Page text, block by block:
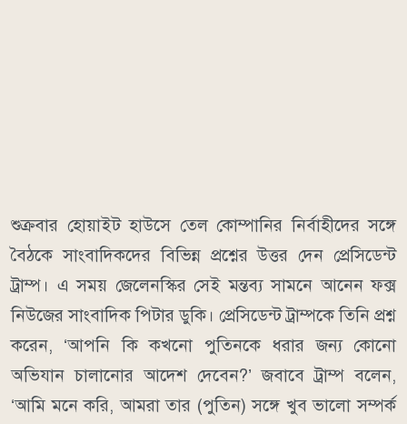
শুক্রবার হোয়াইট হাউসে তেল কোম্পানির নির্বাহীদের সঙ্গে
বৈঠকে সাংবাদিকদের বিভিন্ন প্রশ্নের উত্তর দেন প্রেসিডেন্ট
ট্রাম্প। এ সময় জেলেনস্কির সেই মন্তব্য সামনে আনেন ফক্স
নিউজের সাংবাদিক পিটার ডুকি। প্রেসিডেন্ট ট্রাম্পকে তিনি প্রশ্ন
করেন, ‘আপনি কি কখনো পুতিনকে ধরার জন্য কোনো
অভিযান চালানোর আদেশ দেবেন?’ জবাবে ট্রাম্প বলেন,
‘আমি মনে করি, আমরা তার (পুতিন) সঙ্গে খুব ভালো সম্পর্ক